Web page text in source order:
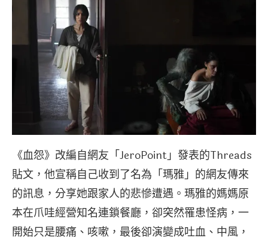
《血怨》改編自網友「JeroPoint」發表的Threads
貼文，他宣稱自己收到了名為「瑪雅」的網友傳來
的訊息，分享她跟家人的悲慘遭遇。瑪雅的媽媽原
本在爪哇經營知名連鎖餐廳，卻突然罹患怪病，一
開始只是腰痛、咳嗽，最後卻演變成吐血、中風，